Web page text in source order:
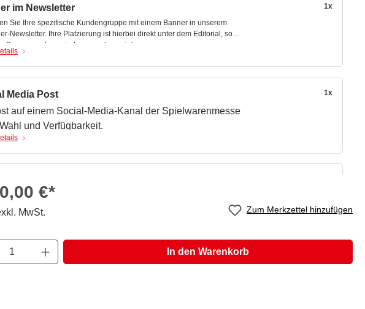
im Newsletter
1x
Sie Ihre spezifische Kundengruppe mit einem Banner in unserem
Newsletter. Ihre Platzierung ist hierbei direkt unter dem Editorial, so
Banner auch von jedem gesehen wird.
px
gif, png, jpg
< 1MB
Media Post 1x
auf einem Social-Media-Kanal der Spielwarenmesse
und Verfügbarkeit.
sich in der Ausstellerliste auf Spielwarenmesse® Digital von anderen
ab! Mit der Kachelgröße "groß" erscheint Ihr Unternehmen in der A-Z
Breite.
€*
MwSt. Zum Merkzettel hinzufügen
In den Warenkorb